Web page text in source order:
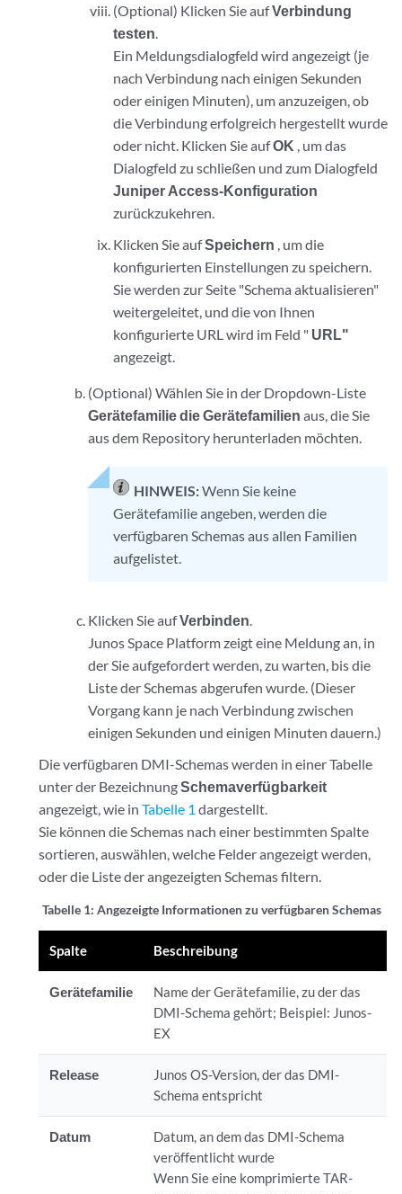
(Optional) Klicken Sie aufVerbindung
testen
Ein Meldungsdialogfeld wird angezeigt (je
nach Verbindung nach einigen Sekunden
oder einigen Minuten), um anzuzeigen, ob
die Verbindung erfolgreich hergestellt wurde
oder nicht. Klicken Sie aufOK , um das
Dialogfeld zu schließen und zum Dialogfeld
Juniper Access-Konfiguration
zurückzukehren.
Klicken Sie aufSpeichern , um die
konfigurierten Einstellungen zu speichern.
Sie werden zur Seite "Schema aktualisieren"
weitergeleitet, und die von Ihnen
konfigurierte URL wird im Feld " URL"
angezeigt.
(Optional) Wählen Sie in der Dropdown-Liste
Gerätefamilie die Gerätefamilien aus, die Sie
aus dem Repository herunterladen möchten.
HINWEIS:Wenn Sie keine
Gerätefamilie angeben, werden die
verfügbaren Schemas aus allen Familien
aufgelistet.
Klicken Sie aufVerbinden
Junos Space Platform zeigt eine Meldung an, in
der Sie aufgefordert werden, zu warten, bis die
Liste der Schemas abgerufen wurde. (Dieser
Vorgang kann je nach Verbindung zwischen
einigen Sekunden und einigen Minuten dauern.)
Die verfügbaren DMI-Schemas werden in einer Tabelle
unter der BezeichnungSchemaverfügbarkeit
angezeigt, wie inTabelle 1 dargestellt.
Sie können die Schemas nach einer bestimmten Spalte
sortieren, auswählen, welche Felder angezeigt werden,
oder die Liste der angezeigten Schemas filtern.
Tabelle 1:Angezeigte Informationen zu verfügbaren Schemas
Spalte Beschreibung
Gerätefamilie
Name der Gerätefamilie, zu der das
DMI-Schema gehört; Beispiel: Junos-
EX
Release
Junos OS-Version, der das DMI-
Schema entspricht
Datum
Datum, an dem das DMI-Schema
veröffentlicht wurde
Wenn Sie eine komprimierte TAR-